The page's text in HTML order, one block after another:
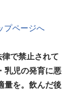
プページへ
で禁止されて
乳児の発育に悪
量を。飲んだ後